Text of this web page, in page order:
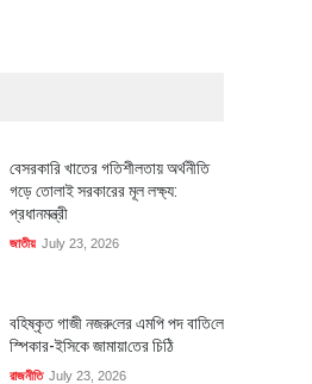
বেসরকারি খাতের গতিশীলতায় অর্থনীতি
গড়ে তোলাই সরকারের মূল লক্ষ্য:
প্রধানমন্ত্রী
জাতীয় July 23, 2026
বহিষ্কৃত গাজী নজরু‌লের এম‌পি পদ বা‌তি‌লে
স্পিকার-ইসিকে জামায়া‌তের চি‌ঠি
রাজনীতি July 23, 2026